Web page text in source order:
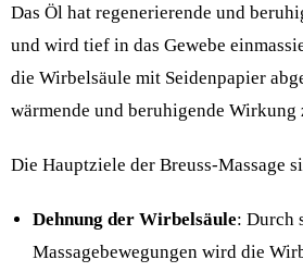
Das Öl hat regenerierende und
und wird tief in das Gewebe
die Wirbelsäule mit Seidenpapier
wärmende und beruhigende Wirkung
Die Hauptziele der Breuss-Massage
Dehnung der Wirbelsäule: Durch
Massagebewegungen wird die